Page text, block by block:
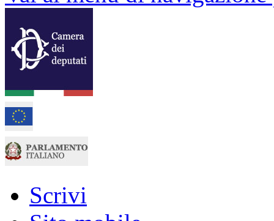
Scrivi